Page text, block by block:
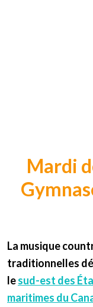
Mardi
La musique
traditionnelles
lesud-est des
maritimes du